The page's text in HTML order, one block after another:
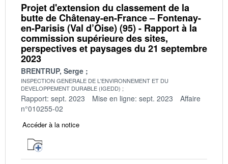
Projet d'extension du classement de la
butte de Châtenay-en-France – Fontenay-
en-Parisis (Val d’Oise) (95) - Rapport à la
commission supérieure des sites,
perspectives et paysages du 21 septembre
2023
BRENTRUP, Serge
INSPECTION GENERALE DE L'ENVIRONNEMENT ET DU
DEVELOPPEMENT DURABLE (IGEDD)
Rapport: sept. 2023 Mise en ligne: sept. 2023
Affaire
n°010255-02
Accéder à la notice